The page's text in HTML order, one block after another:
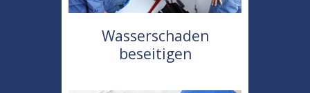
Wasserschaden
beseitigen